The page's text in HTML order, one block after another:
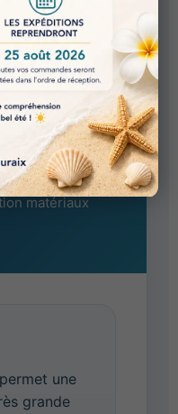
de
matériaux
une
grande